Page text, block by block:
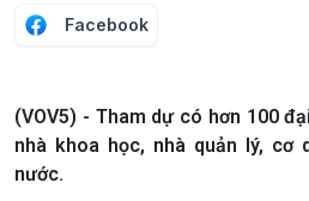
Facebook
(VOV5) - Tham dự có hơn 100
nhà khoa học, nhà quản lý, cơ
nước.